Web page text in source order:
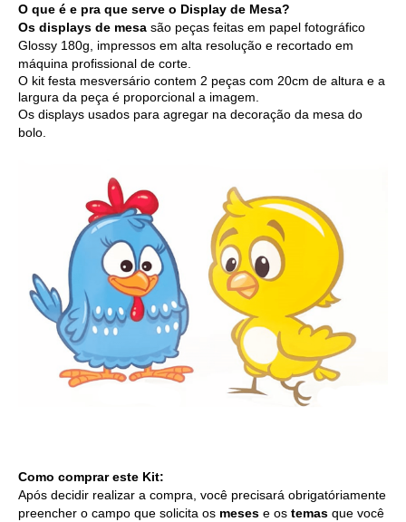
O que é e pra que serve o Display de Mesa?
Os displays de mesa são peças feitas em papel fotográfico
Glossy 180g, impressos em alta resolução e recortado em
máquina profissional de corte.
O kit festa mesversário contem 2 peças com 20cm de altura e a
largura da peça é proporcional a imagem.
Os displays usados para agregar na decoração da mesa do
bolo.
Como comprar este Kit:
Após decidir realizar a compra, você precisará obrigatóriamente
preencher o campo que solicita os meses e os temas que você